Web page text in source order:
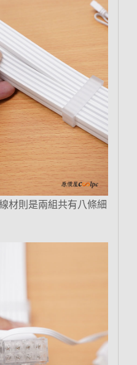
材則是兩組共有八條細